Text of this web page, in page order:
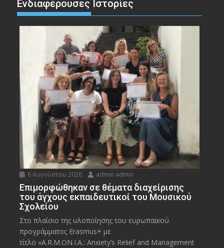
Ενδιαφέρουσες Ιστορίες
6 Αυγούστου 2026 admin admin
Eπιμορφώθηκαν σε θέματα διαχείρισης
του άγχους εκπαιδευτικοί του Μουσικού
Σχολείου
Στο πλαίσιο της υλοποίησης του ευρωπαϊκού
προγράμματος Erasmus+ με
τίτλο «A.R.M.ON.I.A.: Anxiety’s Relief and Management